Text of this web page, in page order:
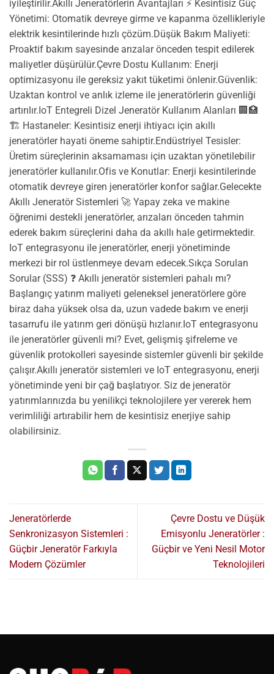
iyileştirilir.Akıllı Jeneratörlerin Avantajları ⚡ Kesintisiz Güç
Yönetimi: Otomatik devreye girme ve kapanma özellikleriyle
elektrik kesintilerinde hızlı çözüm.Düşük Bakım Maliyeti:
Proaktif bakım sayesinde arızalar önceden tespit edilerek
maliyetler düşürülür.Çevre Dostu Kullanım: Enerji
optimizasyonu ile gereksiz yakıt tüketimi önlenir.Güvenlik:
Uzaktan kontrol ve anlık izleme ile jeneratörlerin güvenliği
artırılır.IoT Entegreli Dizel Jeneratör Kullanım Alanları 🏢🏥
🏗️ Hastaneler: Kesintisiz enerji ihtiyacı için akıllı
jeneratörler hayati öneme sahiptir.Endüstriyel Tesisler:
Üretim süreçlerinin aksamaması için uzaktan yönetilebilir
jeneratörler kullanılır.Ofis ve Konutlar: Enerji kesintilerinde
otomatik devreye giren jeneratörler konfor sağlar.Gelecekte
Akıllı Jeneratör Sistemleri 🚀 Yapay zeka ve makine
öğrenimi destekli jeneratörler, arızaları önceden tahmin
ederek bakım süreçlerini daha da akıllı hale getirmektedir.
IoT entegrasyonu ile jeneratörler, enerji yönetiminde
merkezi bir rol üstlenmeye devam edecek.Sıkça Sorulan
Sorular (SSS) ❓ Akıllı jeneratör sistemleri pahalı mı?
Başlangıç yatırım maliyeti geleneksel jeneratörlere göre
biraz daha yüksek olsa da, uzun vadede bakım ve enerji
tasarrufu ile yatırım geri dönüşü hızlanır.IoT entegrasyonu
ile jeneratörler güvenli mi? Evet, gelişmiş şifreleme ve
güvenlik protokolleri sayesinde sistemler güvenli bir şekilde
çalışır.Akıllı jeneratör sistemleri ve IoT entegrasyonu, enerji
yönetiminde yeni bir çağ başlatıyor. Siz de jeneratör
yatırımlarınızda bu yenilikçi teknolojilere yer vererek hem
verimliliği artırabilir hem de kesintisiz enerjiye sahip
olabilirsiniz.
Jeneratörlerde
Senkronizasyon Sistemleri :
Güçbir Jeneratör Farkıyla
Modern Çözümler
Çevre Dostu ve Düşük
Emisyonlu Jeneratörler :
Güçbir ve Yeni Nesil Motor
Teknolojileri